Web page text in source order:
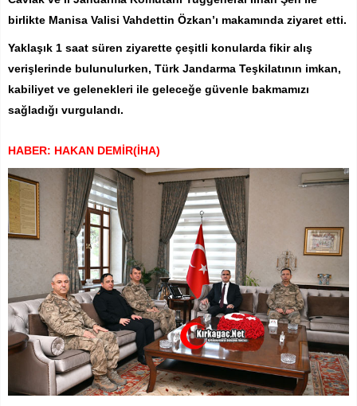
birlikte Manisa Valisi Vahdettin Özkan’ı makamında ziyaret etti.
Yaklaşık 1 saat süren ziyarette çeşitli konularda fikir alış
verişlerinde bulunulurken, Türk Jandarma Teşkilatının imkan,
kabiliyet ve gelenekleri ile geleceğe güvenle bakmamızı
sağladığı vurgulandı.
HABER: HAKAN DEMİR(İHA)